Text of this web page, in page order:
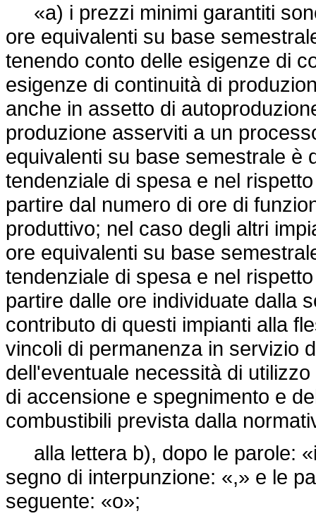
«a) i prezzi minimi garantiti
ore equivalenti su base
tenendo conto delle esigenze di
esigenze di continuità di
anche in assetto di
produzione asserviti a un
equivalenti su base semestrale è
tendenziale di spesa e nel
partire dal numero di ore di
produttivo; nel caso degli altri
ore equivalenti su base
tendenziale di spesa e nel
partire dalle ore individuate dalla
contributo di questi impianti alla
vincoli di permanenza in servizio
dell'eventuale necessità di
di accensione e spegnimento e
combustibili prevista dalla
alla lettera b), dopo le parole:
segno di interpunzione: «,» e le
seguente: «o»;